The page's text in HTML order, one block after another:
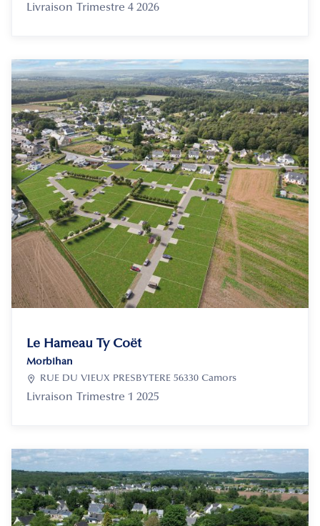
Livraison Trimestre 4 2026
Le Hameau Ty Coët
Morbihan

RUE DU VIEUX PRESBYTERE 56330 Camors
Livraison Trimestre 1 2025